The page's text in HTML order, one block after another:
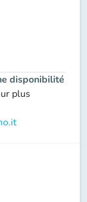
disponibilité
plus